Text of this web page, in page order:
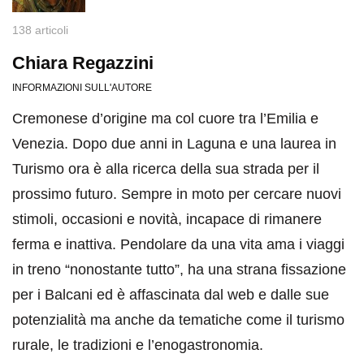
138 articoli
Chiara Regazzini
INFORMAZIONI SULL'AUTORE
Cremonese d’origine ma col cuore tra l’Emilia e
Venezia. Dopo due anni in Laguna e una laurea in
Turismo ora è alla ricerca della sua strada per il
prossimo futuro. Sempre in moto per cercare nuovi
stimoli, occasioni e novità, incapace di rimanere
ferma e inattiva. Pendolare da una vita ama i viaggi
in treno “nonostante tutto”, ha una strana fissazione
per i Balcani ed è affascinata dal web e dalle sue
potenzialità ma anche da tematiche come il turismo
rurale, le tradizioni e l’enogastronomia.